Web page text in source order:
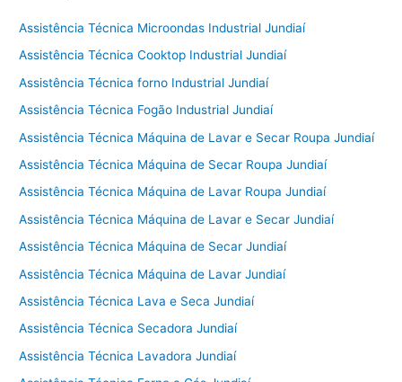
Assistência Técnica Microondas Industrial Jundiaí
Assistência Técnica Cooktop Industrial Jundiaí
Assistência Técnica forno Industrial Jundiaí
Assistência Técnica Fogão Industrial Jundiaí
Assistência Técnica Máquina de Lavar e Secar Roupa Jundiaí
Assistência Técnica Máquina de Secar Roupa Jundiaí
Assistência Técnica Máquina de Lavar Roupa Jundiaí
Assistência Técnica Máquina de Lavar e Secar Jundiaí
Assistência Técnica Máquina de Secar Jundiaí
Assistência Técnica Máquina de Lavar Jundiaí
Assistência Técnica Lava e Seca Jundiaí
Assistência Técnica Secadora Jundiaí
Assistência Técnica Lavadora Jundiaí